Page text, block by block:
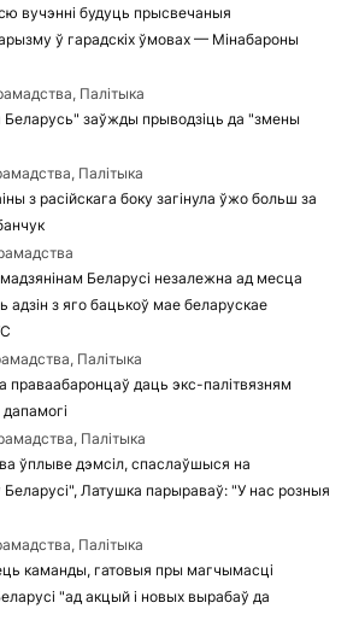
вучэнні будуць прысвечаныя
ў гарадскіх ўмовах — Мінабароны
Палітыка
заўжды прыводзіць да "змены
Палітыка
з расійскага боку загінула ўжо больш за
Беларусі незалежна ад месца
адзін з яго бацькоў мае беларускае
Палітыка
праваабаронцаў даць экс-палітвязням
Палітыка
ўплыве дэмсіл, спаслаўшыся на
Беларусі", Латушка парыраваў: "У нас розныя
Палітыка
каманды, гатовыя пры магчымасці
"ад акцый і новых вырабаў да